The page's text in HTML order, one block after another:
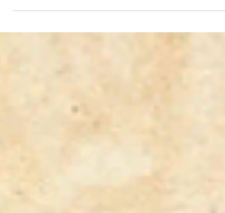
agosto de 2019) um evento em apoio a